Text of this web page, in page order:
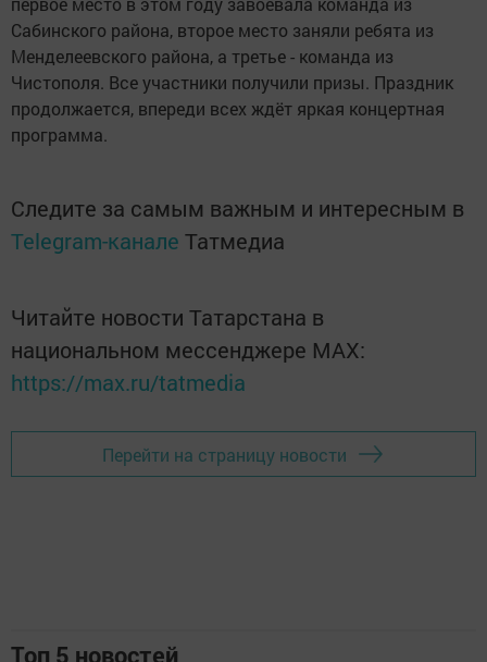
Сабинского района, второе место заняли ребята из
Менделеевского района, а третье - команда из
Чистополя. Все участники получили призы. Праздник
продолжается, впереди всех ждёт яркая концертная
программа.
Следите за самым важным и интересным в
Telegram-канале Татмедиа
Читайте новости Татарстана в
национальном мессенджере MАХ:
https://max.ru/tatmedia
Перейти на страницу новости
Топ 5 новостей